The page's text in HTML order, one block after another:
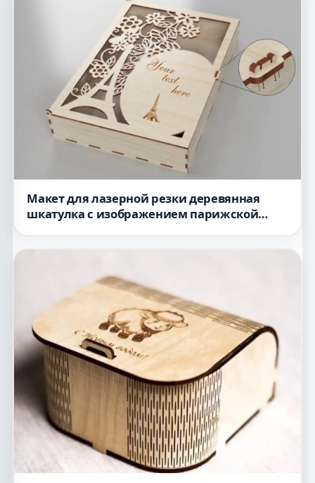
Макет для лазерной резки деревянная
шкатулка с изображением парижской